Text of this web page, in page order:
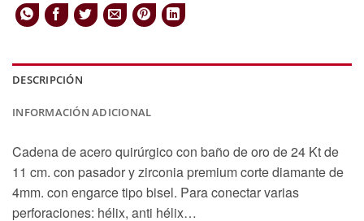
DESCRIPCIÓN
INFORMACIÓN ADICIONAL
Cadena de acero quirúrgico con baño de oro de 24 Kt de
11 cm. con pasador y zirconia premium corte diamante de
4mm. con engarce tipo bisel. Para conectar varias
perforaciones: hélix, anti hélix…